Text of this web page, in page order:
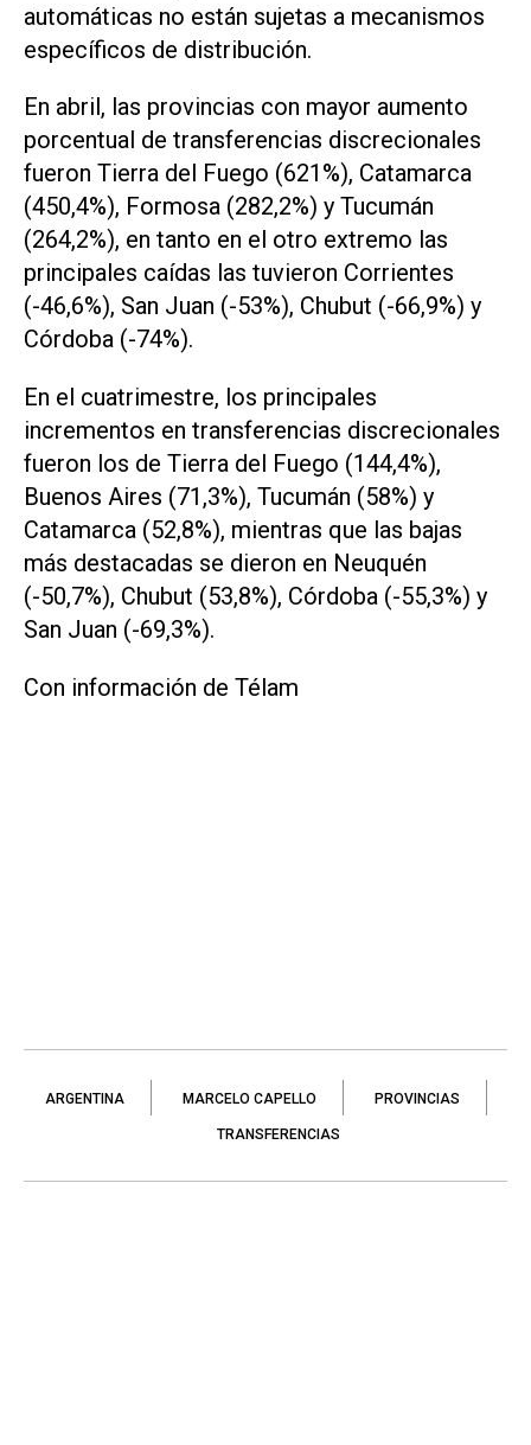
automáticas no están sujetas a mecanismos
específicos de distribución.
En abril, las provincias con mayor aumento
porcentual de transferencias discrecionales
fueron Tierra del Fuego (621%), Catamarca
(450,4%), Formosa (282,2%) y Tucumán
(264,2%), en tanto en el otro extremo las
principales caídas las tuvieron Corrientes
(-46,6%), San Juan (-53%), Chubut (-66,9%) y
Córdoba (-74%).
En el cuatrimestre, los principales
incrementos en transferencias discrecionales
fueron los de Tierra del Fuego (144,4%),
Buenos Aires (71,3%), Tucumán (58%) y
Catamarca (52,8%), mientras que las bajas
más destacadas se dieron en Neuquén
(-50,7%), Chubut (53,8%), Córdoba (-55,3%) y
San Juan (-69,3%).
Con información de Télam
ARGENTINA MARCELO CAPELLO PROVINCIAS
TRANSFERENCIAS